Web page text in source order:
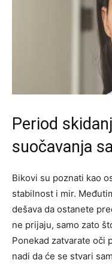
Period
suočavanja
Bikovi su poznati kao
stabilnost i mir.
dešava da ostanete
ne prijaju, samo zato
Ponekad zatvarate oči
nadi da će se stvari